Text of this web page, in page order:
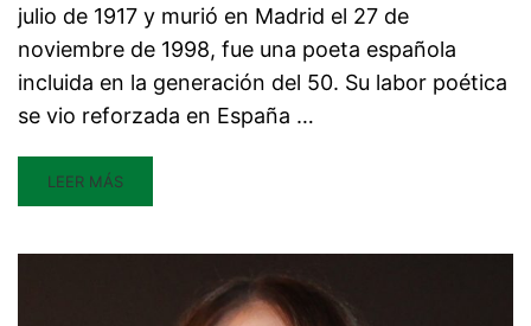
julio de 1917 y murió en Madrid el 27 de
noviembre de 1998, fue una poeta española
incluida en la generación del 50. Su labor poética
se vio reforzada en España …
LEER MÁS